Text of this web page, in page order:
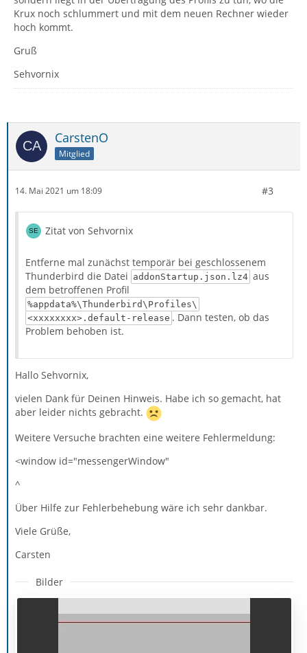
Krux noch schlummert und mit dem neuen Rechner wieder
hoch kommt.
Gruß
Sehvornix
CarstenO
Mitglied
14. Mai 2021 um 18:09 #3
Zitat von Sehvornix
Entferne mal zunächst temporär bei geschlossenem
Thunderbird die Datei addonStartup.json.lz4 aus
dem betroffenen Profil
%appdata%\Thunderbird\Profiles\
<xxxxxxxx>.default-release . Dann testen, ob das
Problem behoben ist.
Hallo Sehvornix,
vielen Dank für Deinen Hinweis. Habe ich so gemacht, hat
aber leider nichts gebracht.
Weitere Versuche brachten eine weitere Fehlermeldung:
<window id="messengerWindow"
^
Über Hilfe zur Fehlerbehebung wäre ich sehr dankbar.
Viele Grüße,
Carsten
Bilder